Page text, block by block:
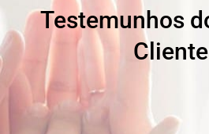
Testemunhos